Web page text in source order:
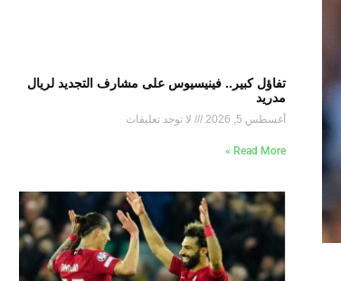
تفاؤل كبير.. فينيسيوس على مشارف التجديد لريال
مدريد
أغسطس 5, 2026 لا توجد تعليقات
Read More »